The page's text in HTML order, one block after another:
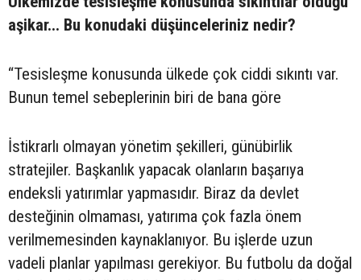
aşikar... Bu konudaki düşünceleriniz nedir?
“Tesisleşme konusunda ülkede çok ciddi sıkıntı var.
Bunun temel sebeplerinin biri de bana göre
İstikrarlı olmayan yönetim şekilleri, günübirlik
stratejiler. Başkanlık yapacak olanların başarıya
endeksli yatırımlar yapmasıdır. Biraz da devlet
desteğinin olmaması, yatırıma çok fazla önem
verilmemesinden kaynaklanıyor. Bu işlerde uzun
vadeli planlar yapılması gerekiyor. Bu futbolu da doğal